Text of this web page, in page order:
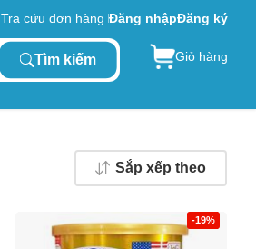
Tra cứu đơn hàng Đăng nhậpĐăng ký
Tìm kiếm Giỏ hàng
Sắp xếp theo
-19%